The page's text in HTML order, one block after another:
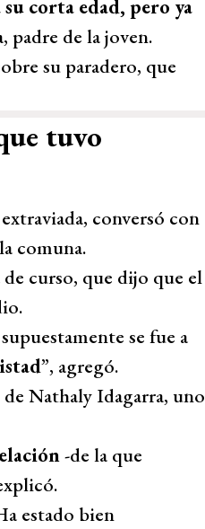
corta edad, pero ya
padre de la joven.
su paradero, que
tuvo
conversó con
comuna.
curso, que dijo que el
se fue a
”, agregó.
Nathaly Idagarra, uno
-de la que
estado bien